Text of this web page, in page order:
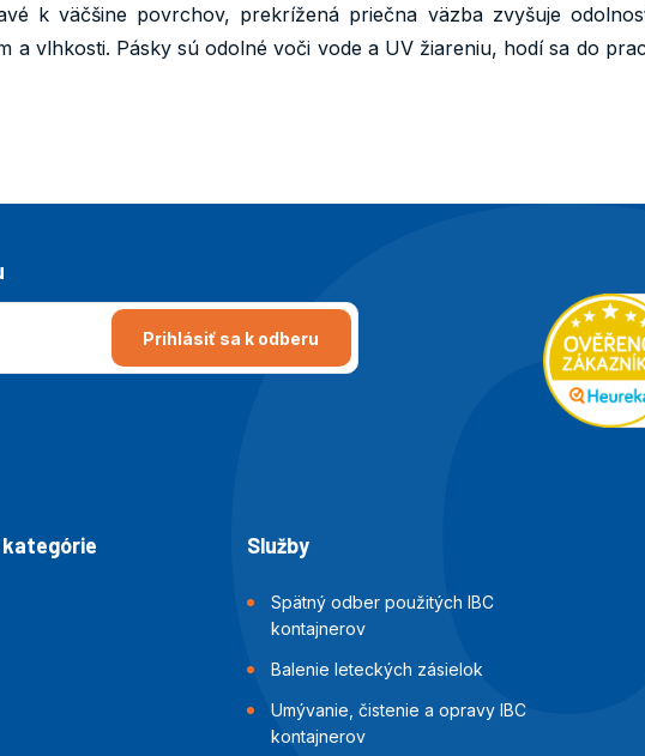
k väčšine povrchov, prekrížená priečna väzba zvyšuje
a vlhkosti. Pásky sú odolné voči vode a UV žiareniu, hodí sa do
Prihlásiť sa k odberu
Služby
Spätný odber použitých IBC
kontajnerov
Balenie leteckých zásielok
Umývanie, čistenie a opravy IBC
kontajnerov